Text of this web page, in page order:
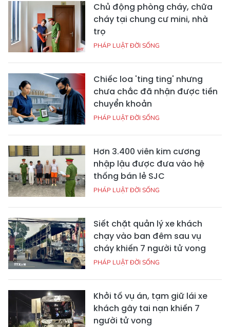
Chủ động phòng cháy, chữa
cháy tại chung cư mini, nhà
trọ
PHÁP LUẬT ĐỜI SỐNG
Chiếc loa 'ting ting' nhưng
chưa chắc đã nhận được tiền
chuyển khoản
PHÁP LUẬT ĐỜI SỐNG
Hơn 3.400 viên kim cương
nhập lậu được đưa vào hệ
thống bán lẻ SJC
PHÁP LUẬT ĐỜI SỐNG
Siết chặt quản lý xe khách
chạy vào ban đêm sau vụ
cháy khiến 7 người tử vong
PHÁP LUẬT ĐỜI SỐNG
Khởi tố vụ án, tạm giữ lái xe
khách gây tai nạn khiến 7
người tử vong